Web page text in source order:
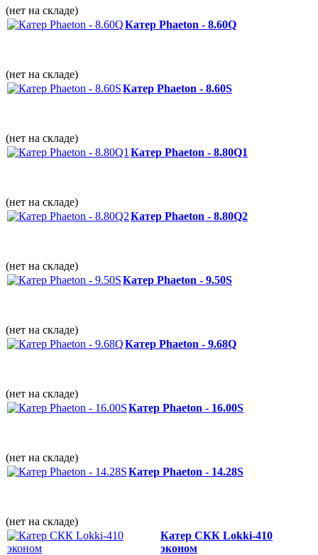
(нет на складе)
Катер Phaeton - 8.60Q
(нет на складе)
Катер Phaeton - 8.60S
(нет на складе)
Катер Phaeton - 8.80Q1
(нет на складе)
Катер Phaeton - 8.80Q2
(нет на складе)
Катер Phaeton - 9.50S
(нет на складе)
Катер Phaeton - 9.68Q
(нет на складе)
Катер Phaeton - 16.00S
(нет на складе)
Катер Phaeton - 14.28S
(нет на складе)
Катер СКК Lokki-410
эконом